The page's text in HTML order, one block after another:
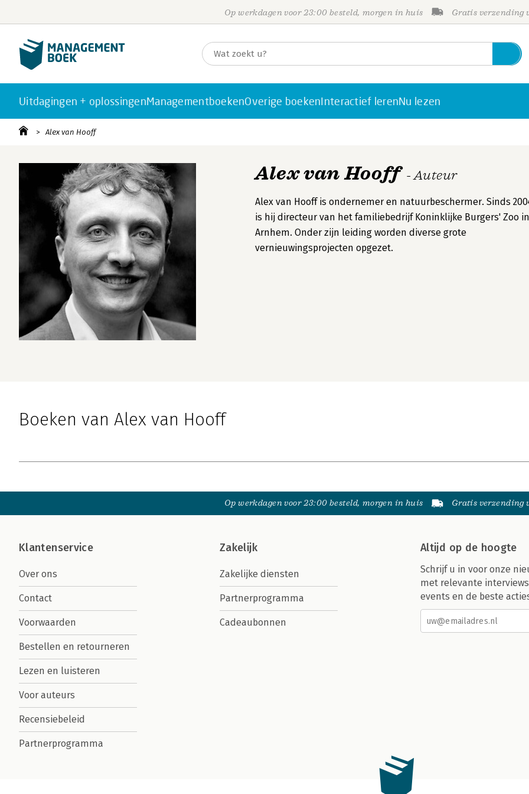
Op werkdagen voor 23:00 besteld, morgen in huis Gratis verzending
Uitdagingen + oplossingenManagementboekenOverige boekenInteractief lerenNu lezen
Alex van Hooff
Alex van Hooff - Auteur
Alex van Hooff is ondernemer en natuurbeschermer. Sinds
is hij directeur van het familiebedrijf Koninklijke Burgers' Zoo in
Arnhem. Onder zijn leiding worden diverse grote
vernieuwingsprojecten opgezet.
Boeken van Alex van Hooff
Op werkdagen voor 23:00 besteld, morgen in huis Gratis verzending
Klantenservice
Over ons
Contact
Voorwaarden
Bestellen en retourneren
Lezen en luisteren
Voor auteurs
Recensiebeleid
Partnerprogramma
Zakelijk
Zakelijke diensten
Partnerprogramma
Cadeaubonnen
Altijd op de hoogte
Schrijf u in voor onze
met relevante
events en de beste